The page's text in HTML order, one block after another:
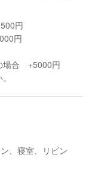
円
円
場合 +5000円
、寝室、リビン